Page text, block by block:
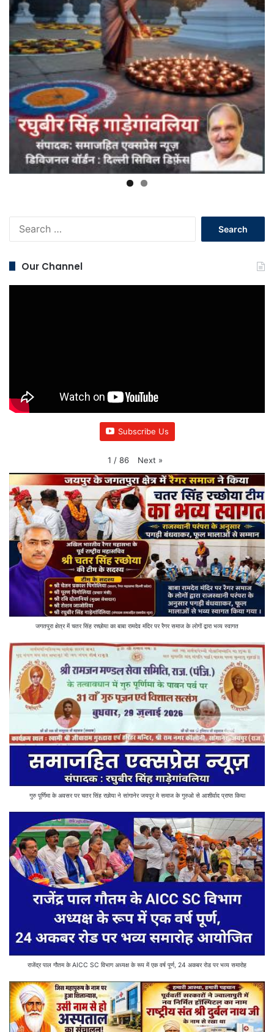
Our Channel
Subscribe Us
1 / 86 Next »
जगतपुरा क्षेत्र में चतर सिंह रच्छोया का बाबा रामदेव मंदिर पर रैगर समाज के लोगों द्वारा भव्य स्वागत
गुरु पूर्णिमा के अवसर पर चतर सिंह रछोया ने सांगानेर जयपुर मे समाज के गुरुओ से आशीर्वाद प्राप्त किया
राजेंद्र पाल गौतम के AICC SC विभाग अध्यक्ष के रूप में एक वर्ष पूर्ण, 24 अकबर रोड पर भव्य समारोह